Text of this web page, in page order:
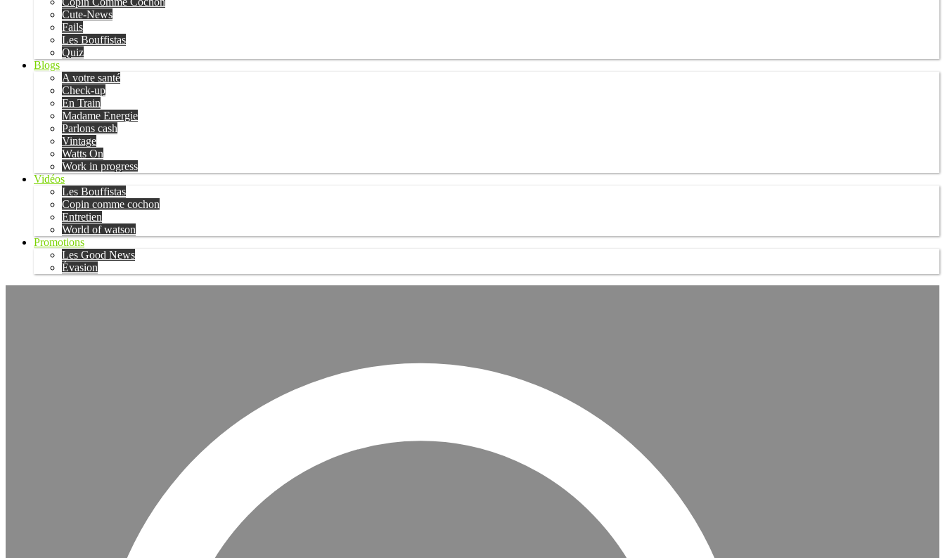
Cute-News
Fails
Les Bouffistas
Quiz
Blogs
A votre santé
Check-up
En Train
Madame Energie
Parlons cash
Vintage
Watts On
Work in progress
Vidéos
Les Bouffistas
Copin comme cochon
Entretien
World of watson
Promotions
Les Good News
Évasion